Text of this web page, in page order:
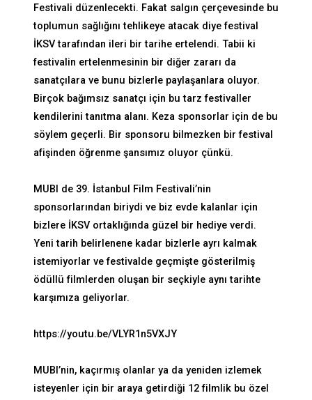
Festivali düzenlecekti. Fakat salgın çerçevesinde bu
toplumun sağlığını tehlikeye atacak diye festival
İKSV tarafından ileri bir tarihe ertelendi. Tabii ki
festivalin ertelenmesinin bir diğer zararı da
sanatçılara ve bunu bizlerle paylaşanlara oluyor.
Birçok bağımsız sanatçı için bu tarz festivaller
kendilerini tanıtma alanı. Keza sponsorlar için de bu
söylem geçerli. Bir sponsoru bilmezken bir festival
afişinden öğrenme şansımız oluyor çünkü.
MUBI de 39. İstanbul Film Festivali’nin
sponsorlarından biriydi ve biz evde kalanlar için
bizlere İKSV ortaklığında güzel bir hediye verdi.
Yeni tarih belirlenene kadar bizlerle ayrı kalmak
istemiyorlar ve festivalde geçmişte gösterilmiş
ödüllü filmlerden oluşan bir seçkiyle aynı tarihte
karşımıza geliyorlar.
https://youtu.be/VLYR1n5VXJY
MUBI’nin, kaçırmış olanlar ya da yeniden izlemek
isteyenler için bir araya getirdiği 12 filmlik bu özel